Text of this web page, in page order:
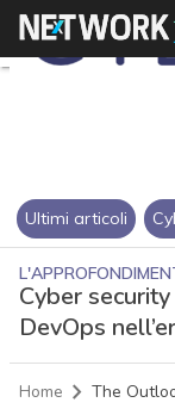
Ultimi articoli
Cyber
DevOps
Home The